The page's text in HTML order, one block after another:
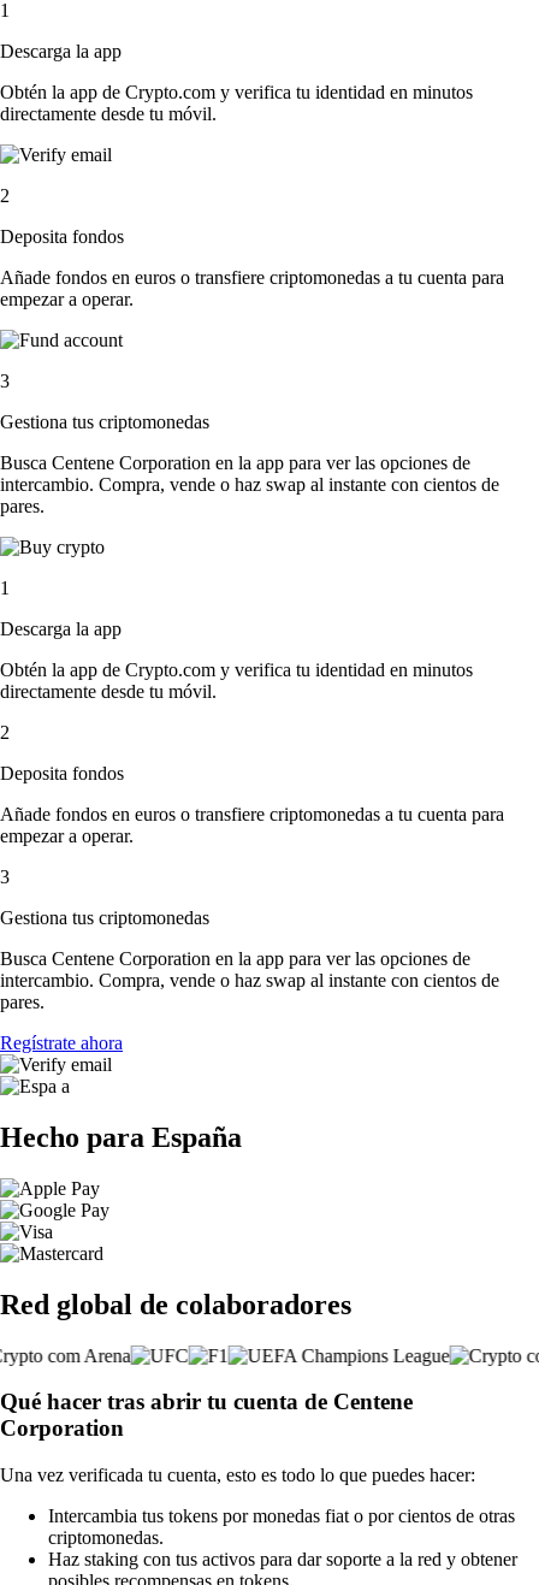
1
Descarga la app
Obtén la app de Crypto.com y verifica tu identidad en minutos
directamente desde tu móvil.
2
Deposita fondos
Añade fondos en euros o transfiere criptomonedas a tu cuenta para
empezar a operar.
3
Gestiona tus criptomonedas
Busca Centene Corporation en la app para ver las opciones de
intercambio. Compra, vende o haz swap al instante con cientos de
pares.
1
Descarga la app
Obtén la app de Crypto.com y verifica tu identidad en minutos
directamente desde tu móvil.
2
Deposita fondos
Añade fondos en euros o transfiere criptomonedas a tu cuenta para
empezar a operar.
3
Gestiona tus criptomonedas
Busca Centene Corporation en la app para ver las opciones de
intercambio. Compra, vende o haz swap al instante con cientos de
pares.
Regístrate ahora
Hecho para España
Red global de colaboradores
Qué hacer tras abrir tu cuenta de Centene
Corporation
Una vez verificada tu cuenta, esto es todo lo que puedes hacer:
Intercambia tus tokens por monedas fiat o por cientos de otras
criptomonedas.
Haz staking con tus activos para dar soporte a la red y obtener
posibles recompensas en tokens.